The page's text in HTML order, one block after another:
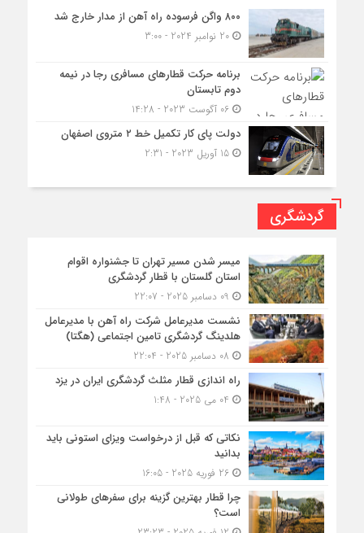
۸۰۰ واگن فرسوده راه آهن از مدار خارج شد
20 نوامبر 2024 - 3:00
برنامه حرکت قطارهای مسافری رجا در نیمه
دوم تابستان
06 آگوست 2023 - 14:28
دولت پای کار تکمیل خط ۲ متروی اصفهان
15 آوریل 2023 - 2:31
گردشگری
میسر شدن مسیر تهران تا جشنواره اقوام
استان گلستان با قطار گردشگری
نشست مدیرعامل شرکت راه آهن با مدیرعامل
هلدینگ گردشگری تامین اجتماعی (هگتا)
راه اندازی قطار مثلث گردشگری ایران در یزد
نکاتی که قبل از درخواست ویزای استونی باید
بدانید
26 فوریه 2025 - 16:05
چرا قطار بهترین گزینه برای سفرهای طولانی
است؟